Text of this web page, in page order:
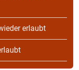
erlaubt